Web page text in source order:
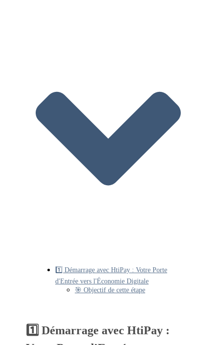
1️⃣ Démarrage avec HtiPay : Votre Porte
d'Entrée vers l'Économie Digitale
🎯 Objectif de cette étape
1️⃣ Démarrage avec HtiPay :